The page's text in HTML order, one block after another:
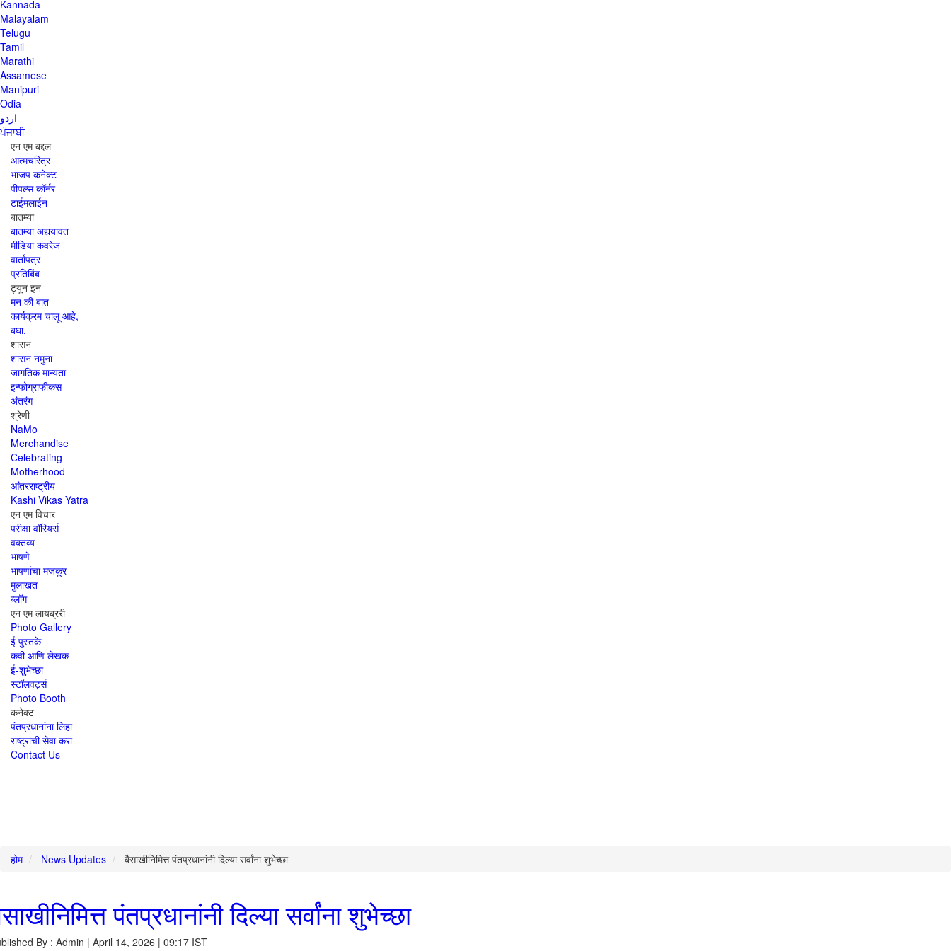
Kannada
Malayalam
Telugu
Tamil
Marathi
Assamese
Manipuri
Odia
اردو
ਪੰਜਾਬੀ
एन एम बद्दल
आत्मचरित्र
भाजप कनेक्ट
पीपल्स कॉर्नर
टाईमलाईन
बातम्या
बातम्या अद्ययावत
मीडिया कवरेज
वार्तापत्र
प्रतिबिंब
ट्यून इन
मन की बात
कार्यक्रम चालू आहे,
बघा.
शासन
शासन नमुना
जागतिक मान्यता
इन्फोग्राफीकस
अंतरंग
श्रेणी
NaMo
Merchandise
Celebrating
Motherhood
आंतरराष्ट्रीय
Kashi Vikas Yatra
एन एम विचार
परीक्षा वॉरियर्स
वक्तव्य
भाषणे
भाषणांचा मजकूर
मुलाखत
ब्लॉग
एन एम लायब्ररी
Photo Gallery
ई पुस्तके
कवी आणि लेखक
ई-शुभेच्छा
स्टॉलवर्ट्स
Photo Booth
कनेक्ट
पंतप्रधानांना लिहा
राष्ट्राची सेवा करा
Contact Us
होम News Updates बैसाखीनिमित्त पंतप्रधानांनी दिल्या सर्वांना शुभेच्छा
पंतप्रधानांनी दिल्या सर्वांना शुभेच्छा
By : Admin | April 14, 2026 | 09:17 IST